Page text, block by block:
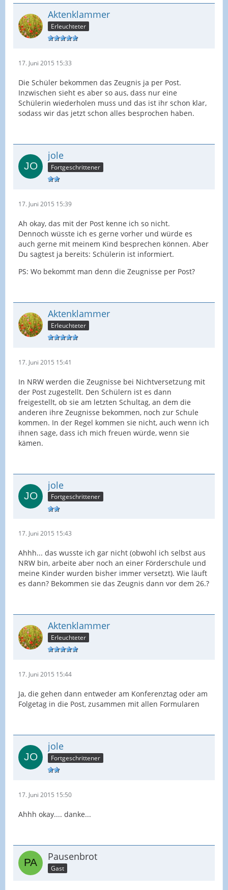
Aktenklammer
Erleuchteter
17. Juni 2015 15:33
Die Schüler bekommen das Zeugnis ja per Post.
Inzwischen sieht es aber so aus, dass nur eine
Schülerin wiederholen muss und das ist ihr schon klar,
sodass wir das jetzt schon alles besprochen haben.
jole
Fortgeschrittener
17. Juni 2015 15:39
Ah okay, das mit der Post kenne ich so nicht.
Dennoch wüsste ich es gerne vorher und würde es
auch gerne mit meinem Kind besprechen können. Aber
Du sagtest ja bereits: Schülerin ist informiert.
PS: Wo bekommt man denn die Zeugnisse per Post?
Aktenklammer
Erleuchteter
17. Juni 2015 15:41
In NRW werden die Zeugnisse bei Nichtversetzung mit
der Post zugestellt. Den Schülern ist es dann
freigestellt, ob sie am letzten Schultag, an dem die
anderen ihre Zeugnisse bekommen, noch zur Schule
kommen. In der Regel kommen sie nicht, auch wenn ich
ihnen sage, dass ich mich freuen würde, wenn sie
kämen.
jole
Fortgeschrittener
17. Juni 2015 15:43
Ahhh... das wusste ich gar nicht (obwohl ich selbst aus
NRW bin, arbeite aber noch an einer Förderschule und
meine Kinder wurden bisher immer versetzt). Wie läuft
es dann? Bekommen sie das Zeugnis dann vor dem 26.?
Aktenklammer
Erleuchteter
17. Juni 2015 15:44
Ja, die gehen dann entweder am Konferenztag oder am
Folgetag in die Post, zusammen mit allen Formularen
jole
Fortgeschrittener
17. Juni 2015 15:50
Ahhh okay.... danke...
Pausenbrot
Gast